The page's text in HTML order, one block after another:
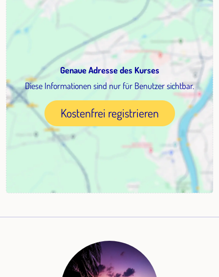
Genaue Adresse des Kurses
Diese Informationen sind nur für Benutzer sichtbar.
Kostenfrei registrieren